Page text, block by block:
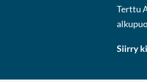
Terttu
Siirry